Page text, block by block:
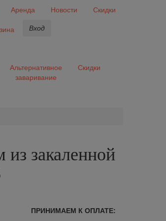
Аренда Новости
Скидки
Вход
Альтернативное
заваривание
Скидки
из закаленной
ПРИНИМАЕМ К ОПЛАТЕ: